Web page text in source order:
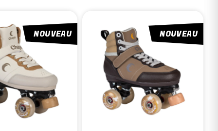
pour plus de confort.
NOUVEAU NOUVEAU